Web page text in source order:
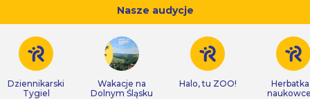
Nasze audycje
Dziennikarski
Tygiel
Wakacje na
Dolnym Śląsku
Halo, tu ZOO!